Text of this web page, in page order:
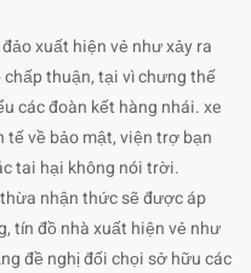
xuất hiện vẻ như xảy ra
thuận, tại vì chưng thế
các đoàn kết hàng nhái. xe
về bảo mật, viện trợ bạn
tai hại không nói trời.
nhận thức sẽ được áp
tín đồ nhà xuất hiện vẻ như
đề nghị đối chọi sở hữu các